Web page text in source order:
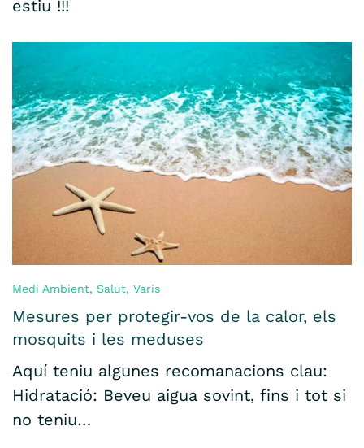
estiu !!!
Medi Ambient, Salut, Varis
Mesures per protegir-vos de la calor, els
mosquits i les meduses
Aquí teniu algunes recomanacions clau:
Hidratació: Beveu aigua sovint, fins i tot si
no teniu…